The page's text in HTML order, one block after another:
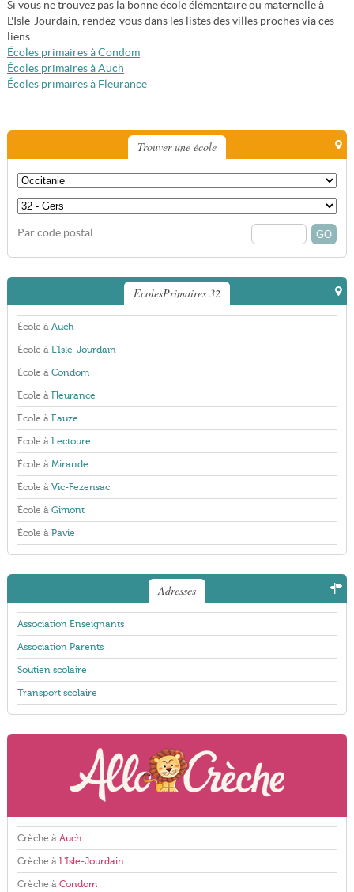
Si vous ne trouvez pas la bonne école élémentaire ou maternelle à
L'Isle-Jourdain, rendez-vous dans les listes des villes proches via ces
liens :
Écoles primaires à Condom
Écoles primaires à Auch
Écoles primaires à Fleurance
Trouver une école
Par code postal
EcolesPrimaires 32
École à Auch
École à L'Isle-Jourdain
École à Condom
École à Fleurance
École à Eauze
École à Lectoure
École à Mirande
École à Vic-Fezensac
École à Gimont
École à Pavie
Adresses
Association Enseignants
Association Parents
Soutien scolaire
Transport scolaire
Crèche à Auch
Crèche à L'Isle-Jourdain
Crèche à Condom